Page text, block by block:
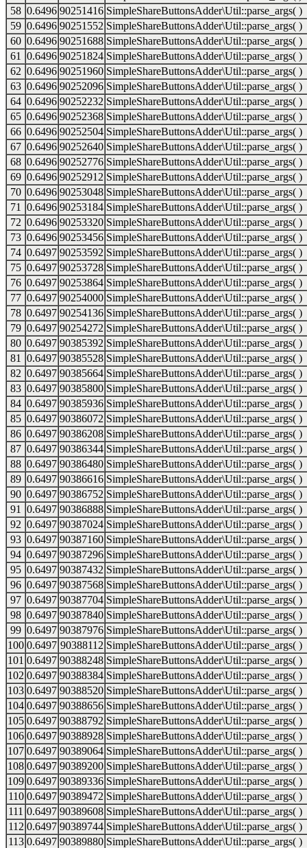
58 0.6496 90251416 SimpleShareButtonsAdder\Util::parse_args( )
59 0.6496 90251552 SimpleShareButtonsAdder\Util::parse_args( )
60 0.6496 90251688 SimpleShareButtonsAdder\Util::parse_args( )
61
0.6496 90251824 SimpleShareButtonsAdder\Util::parse_args( )
62 0.6496 90251960 SimpleShareButtonsAdder\Util::parse_args( )
63 0.6496 90252096 SimpleShareButtonsAdder\Util::parse_args( )
64 0.6496 90252232 SimpleShareButtonsAdder\Util::parse_args( )
65 0.6496 90252368 SimpleShareButtonsAdder\Util::parse_args( )
66 0.6496 90252504 SimpleShareButtonsAdder\Util::parse_args( )
67 0.6496 90252640 SimpleShareButtonsAdder\Util::parse_args( )
68 0.6496 90252776 SimpleShareButtonsAdder\Util::parse_args( )
69 0.6496 90252912 SimpleShareButtonsAdder\Util::parse_args( )
70 0.6496 90253048 SimpleShareButtonsAdder\Util::parse_args( )
71
0.6496 90253184 SimpleShareButtonsAdder\Util::parse_args( )
72 0.6496 90253320 SimpleShareButtonsAdder\Util::parse_args( )
73 0.6496 90253456 SimpleShareButtonsAdder\Util::parse_args( )
74 0.6497 90253592 SimpleShareButtonsAdder\Util::parse_args( )
75 0.6497 90253728 SimpleShareButtonsAdder\Util::parse_args( )
76 0.6497 90253864 SimpleShareButtonsAdder\Util::parse_args( )
77 0.6497 90254000 SimpleShareButtonsAdder\Util::parse_args( )
78 0.6497 90254136 SimpleShareButtonsAdder\Util::parse_args( )
79 0.6497 90254272 SimpleShareButtonsAdder\Util::parse_args( )
80 0.6497 90385392 SimpleShareButtonsAdder\Util::parse_args( )
81
0.6497 90385528 SimpleShareButtonsAdder\Util::parse_args( )
82 0.6497 90385664 SimpleShareButtonsAdder\Util::parse_args( )
83 0.6497 90385800 SimpleShareButtonsAdder\Util::parse_args( )
84 0.6497 90385936 SimpleShareButtonsAdder\Util::parse_args( )
85 0.6497 90386072 SimpleShareButtonsAdder\Util::parse_args( )
86 0.6497 90386208 SimpleShareButtonsAdder\Util::parse_args( )
87 0.6497 90386344 SimpleShareButtonsAdder\Util::parse_args( )
88 0.6497 90386480 SimpleShareButtonsAdder\Util::parse_args( )
89 0.6497 90386616 SimpleShareButtonsAdder\Util::parse_args( )
90 0.6497 90386752 SimpleShareButtonsAdder\Util::parse_args( )
91
0.6497 90386888 SimpleShareButtonsAdder\Util::parse_args( )
92 0.6497 90387024 SimpleShareButtonsAdder\Util::parse_args( )
93 0.6497 90387160 SimpleShareButtonsAdder\Util::parse_args( )
94 0.6497 90387296 SimpleShareButtonsAdder\Util::parse_args( )
95 0.6497 90387432 SimpleShareButtonsAdder\Util::parse_args( )
96 0.6497 90387568 SimpleShareButtonsAdder\Util::parse_args( )
97 0.6497 90387704 SimpleShareButtonsAdder\Util::parse_args( )
98 0.6497 90387840 SimpleShareButtonsAdder\Util::parse_args( )
99 0.6497 90387976 SimpleShareButtonsAdder\Util::parse_args( )
100 0.6497 90388112 SimpleShareButtonsAdder\Util::parse_args( )
101 0.6497 90388248 SimpleShareButtonsAdder\Util::parse_args( )
102 0.6497 90388384 SimpleShareButtonsAdder\Util::parse_args( )
103 0.6497 90388520 SimpleShareButtonsAdder\Util::parse_args( )
104 0.6497 90388656 SimpleShareButtonsAdder\Util::parse_args( )
105 0.6497 90388792 SimpleShareButtonsAdder\Util::parse_args( )
106 0.6497 90388928 SimpleShareButtonsAdder\Util::parse_args( )
107 0.6497 90389064 SimpleShareButtonsAdder\Util::parse_args( )
108 0.6497 90389200 SimpleShareButtonsAdder\Util::parse_args( )
109 0.6497 90389336 SimpleShareButtonsAdder\Util::parse_args( )
110 0.6497 90389472 SimpleShareButtonsAdder\Util::parse_args( )
111 0.6497 90389608 SimpleShareButtonsAdder\Util::parse_args( )
112 0.6497 90389744 SimpleShareButtonsAdder\Util::parse_args( )
113 0.6497 90389880 SimpleShareButtonsAdder\Util::parse_args( )